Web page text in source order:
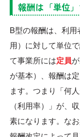
報酬は「単位
B型の報酬は、利
用）に対して単位
て事業所には定員
が基本）、報酬は
ます。つまり「何
（利用率）」が、
素になります。な